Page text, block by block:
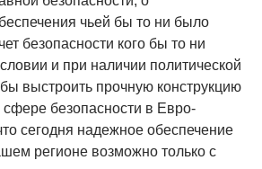
чьей бы то ни было
безопасности кого бы то ни
и при наличии политической
выстроить прочную конструкцию
безопасности в Евро-
сегодня надежное обеспечение
регионе возможно только с